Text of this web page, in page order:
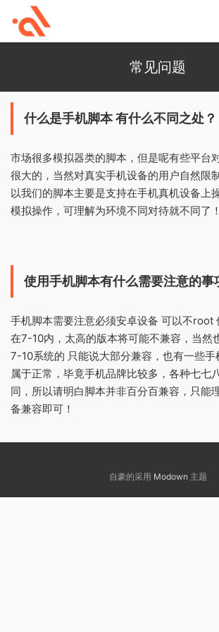
常见问题
什么是手机脚本 有什么不同之处？
市场很多模拟器类的脚本，但是呢有些平台
很大的，当然对真实手机设备的用户自然限
以我们的脚本主要是支持在手机真机设备上
模拟操作，可理解为环境不同对待就不同了！
使用手机脚本有什么需要注意的事
手机脚本需要注意必须安卓设备 可以不root
在7-10内，太高的版本将可能不兼容，当然
7-10系统的 只能说大部分兼容，也有一些
属于正常，毕竟手机品牌比较多，各种七七
同，所以请明白脚本并非百分百兼容，只能
备兼容即可！
自豪的采用 Modown 主题